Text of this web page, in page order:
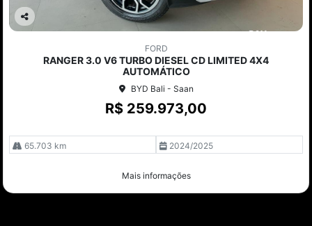
Co
FORD
RANGER 3.0 V6 TURBO DIESEL CD LIMITED 4X4
AUTOMÁTICO
BYD Bali - Saan
R$ 259.973,00
65.703 km 2024/2025
Mais informações